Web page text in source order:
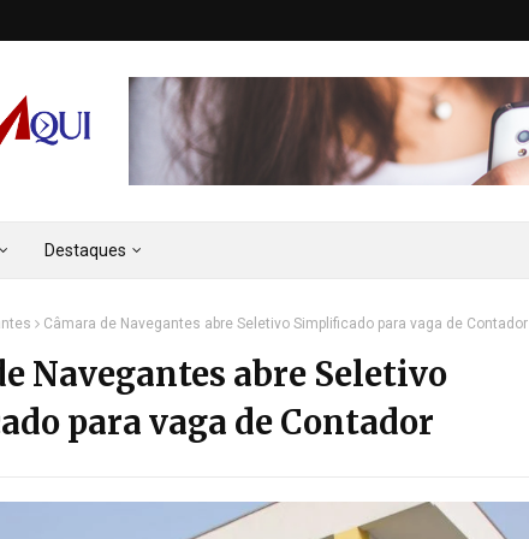
Destaques
Câmara de Navegantes abre Seletivo Simplificado para vaga de Contador
Navegantes abre Seletivo
para vaga de Contador